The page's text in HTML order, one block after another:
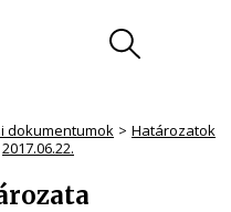
dokumentumok
Határozatok
2017.06.22.